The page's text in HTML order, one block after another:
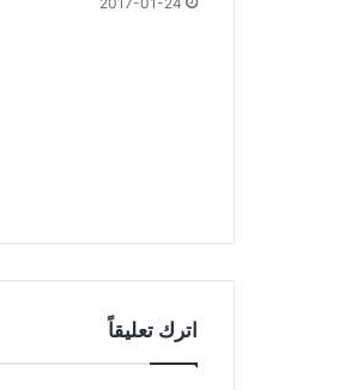
اترك تعليقاً